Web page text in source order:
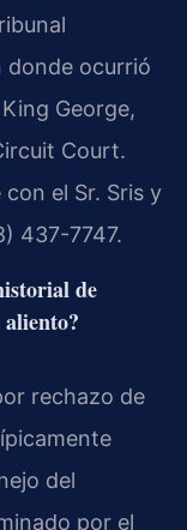
donde ocurrió
George,
Court.
el Sr. Sris y
437-7747.
de
rechazo de
del
por el